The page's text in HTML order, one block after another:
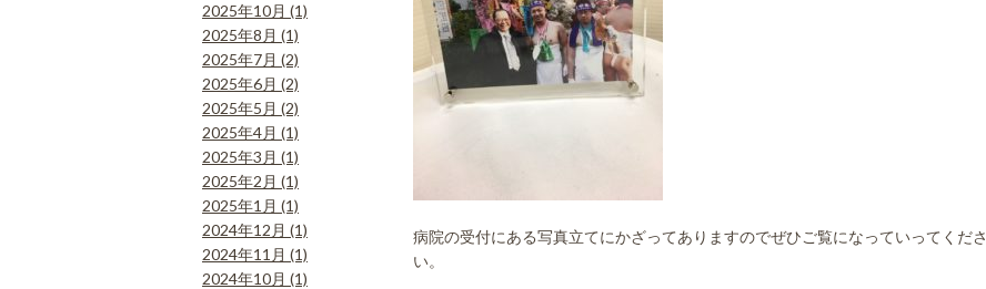
病院の受付にある写真立てにかざってありますのでぜひご覧になっていってくださ
い。
2025年10月 (1)
2025年8月 (1)
2025年7月 (2)
2025年6月 (2)
2025年5月 (2)
2025年4月 (1)
2025年3月 (1)
2025年2月 (1)
2025年1月 (1)
2024年12月 (1)
2024年11月 (1)
2024年10月 (1)